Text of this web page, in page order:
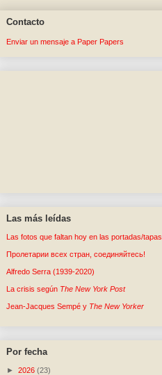
Contacto
Enviar un mensaje a Paper Papers
Las más leídas
Las fotos que faltan hoy en las portadas/tapas
Пролетарии всех стран, соединяйтесь!
Alfredo Serra (1939-2020)
La crisis según The New York Post
Jean-Jacques Sempé y The New Yorker
Por fecha
► 2026 (23)